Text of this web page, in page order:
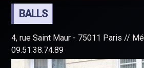
BALLS
4, rue Saint Maur - 75011 Paris //
09.51.38.74.89